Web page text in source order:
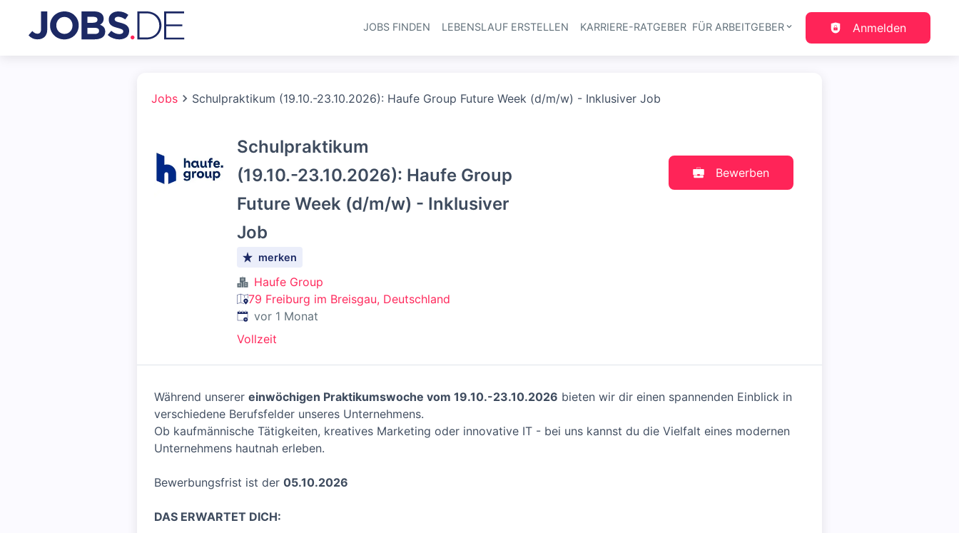
Haupt-Navigation
JOBS FINDEN LEBENSLAUF ERSTELLEN KARRIERE-RATGEBER FÜR ARBEITGEBER Anmelden
Jobs Schulpraktikum (19.10.-23.10.2026): Haufe Group Future Week (d/m/w) - Inklusiver Job
Schulpraktikum
(19.10.-23.10.2026): Haufe Group
Future Week (d/m/w) - Inklusiver
Job
merken
Haufe Group
79 Freiburg im Breisgau, Deutschland
Veröffentlicht:
vor 1 Monat
Vollzeit
Bewerben
Während unserer einwöchigen Praktikumswoche vom 19.10.-23.10.2026 bieten wir dir einen spannenden Einblick in
verschiedene Berufsfelder unseres Unternehmens.
Ob kaufmännische Tätigkeiten, kreatives Marketing oder innovative IT - bei uns kannst du die Vielfalt eines modernen
Unternehmens hautnah erleben.
Bewerbungsfrist ist der 05.10.2026
DAS ERWARTET DICH: